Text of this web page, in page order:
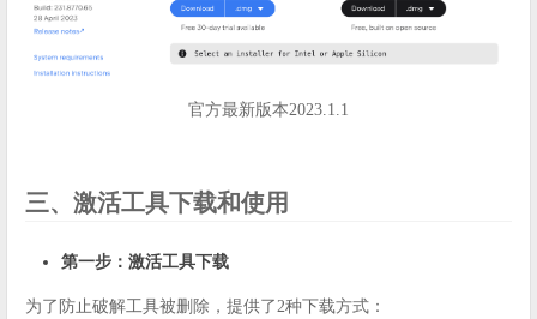
官方最新版本2023.1.1
三、激活工具下载和使用
第一步：激活工具下载
为了防止破解工具被删除，提供了2种下载方式：